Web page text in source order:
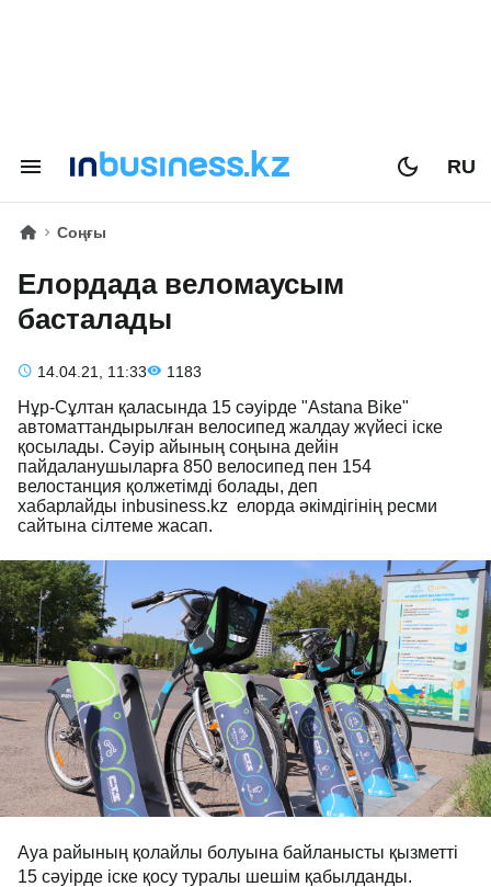
RU
Соңғы
Елордада веломаусым
басталады
14.04.21, 11:33 1183
Нұр-Сұлтан қаласында 15 сәуірде "Astana Bike"
автоматтандырылған велосипед жалдау жүйесі іске
қосылады. Сәуір айының соңына дейін
пайдаланушыларға 850 велосипед пен 154
велостанция қолжетімді болады, деп
хабарлайды inbusiness.kz елорда әкімдігінің ресми
сайтына сілтеме жасап.
Ауа райының қолайлы болуына байланысты қызметті
15 сәуірде іске қосу туралы шешім қабылданды.